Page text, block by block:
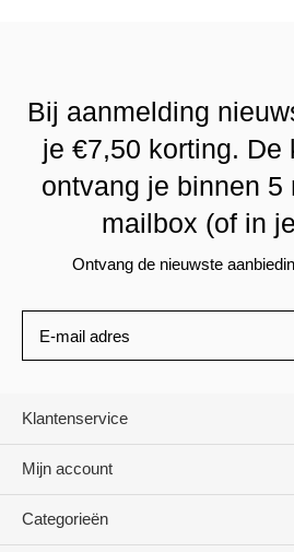
Bij aanmelding
je €7,50 korting. De
ontvang je binnen 5
mailbox (of in
Ontvang de nieuwste
Klantenservice
Mijn account
Categorieën